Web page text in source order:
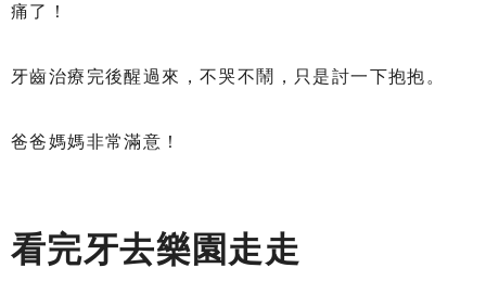
痛了！
牙齒治療完後醒過來，不哭不鬧，只是討一下抱抱。
爸爸媽媽非常滿意！
看完牙去樂園走走